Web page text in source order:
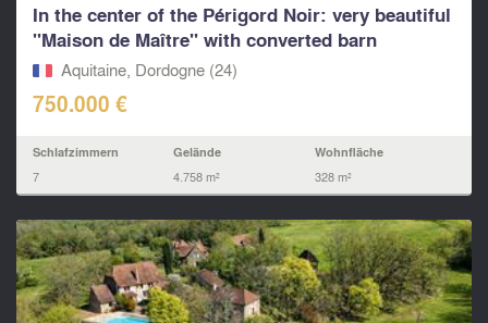
In the center of the Périgord Noir: very beautiful
"Maison de Maître" with converted barn
Aquitaine, Dordogne (24)
750.000 €
Schlafzimmern
7
Gelände
4.758 m²
Wohnfläche
328 m²